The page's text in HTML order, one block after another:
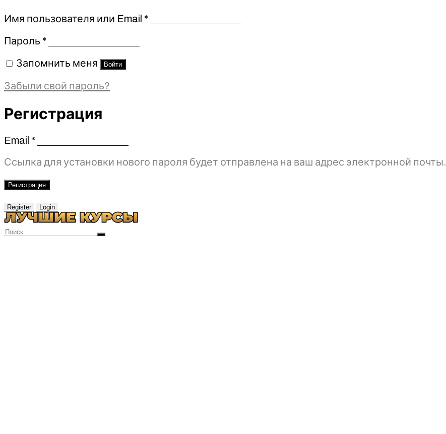
Имя пользователя или Email *Обязательно
Пароль *Обязательно
Запомнить меня Войти
Забыли свой пароль?
Регистрация
Email *Обязательно
Ссылка для установки нового пароля будет отправлена ​​на ваш адрес электронной почты.
Регистрация
Register Login